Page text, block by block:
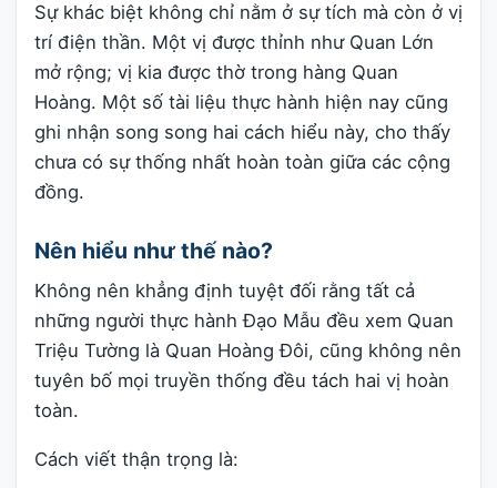
Sự khác biệt không chỉ nằm ở sự tích mà còn ở vị
trí điện thần. Một vị được thỉnh như Quan Lớn
mở rộng; vị kia được thờ trong hàng Quan
Hoàng. Một số tài liệu thực hành hiện nay cũng
ghi nhận song song hai cách hiểu này, cho thấy
chưa có sự thống nhất hoàn toàn giữa các cộng
đồng.
Nên hiểu như thế nào?
Không nên khẳng định tuyệt đối rằng tất cả
những người thực hành Đạo Mẫu đều xem Quan
Triệu Tường là Quan Hoàng Đôi, cũng không nên
tuyên bố mọi truyền thống đều tách hai vị hoàn
toàn.
Cách viết thận trọng là: